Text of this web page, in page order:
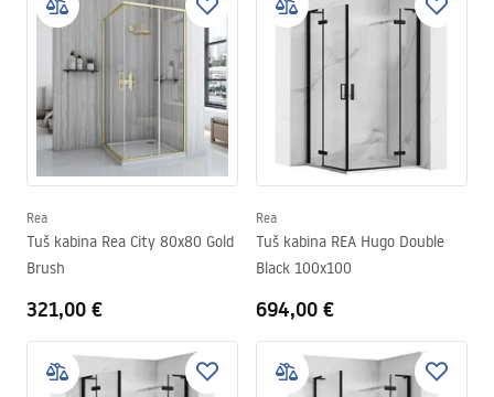
Rea
Tuš kabina Rea City 80x80 Gold
Brush
321,00 €
Rea
Tuš kabina REA Hugo Double
Black 100x100
694,00 €